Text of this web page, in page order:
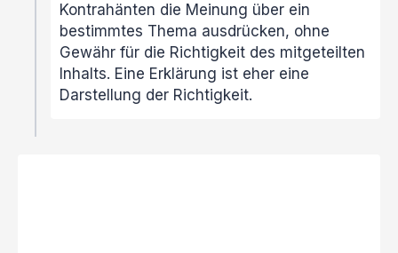
Kontrahänten die Meinung über ein
bestimmtes Thema ausdrücken, ohne
Gewähr für die Richtigkeit des mitgeteilten
Inhalts. Eine Erklärung ist eher eine
Darstellung der Richtigkeit.